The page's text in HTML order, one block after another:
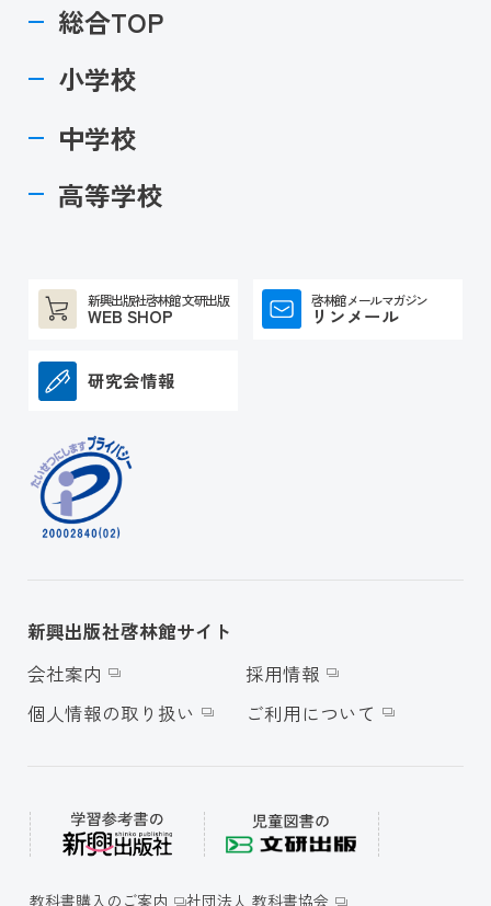
総合TOP
小学校
中学校
高等学校
新興出版社啓林館 文研出版
WEB SHOP
啓林館メールマガジン
リンメール
研究会情報
新興出版社啓林館サイト
会社案内
採用情報
個人情報の取り扱い
ご利用について
教科書購入のご案内 社団法人 教科書協会